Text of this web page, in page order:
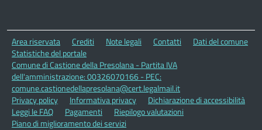
Area riservata Crediti Note legali Contatti
Dati del comune
Statistiche del portale
Comune di Castione della Presolana - Partita IVA
dell'amministrazione: 00326070166 - PEC:
comune.castionedellapresolana@cert.legalmail.it
Privacy policy
Informativa privacy
Dichiarazione di accessibilità
Leggi le FAQ
Pagamenti
Riepilogo valutazioni
Piano di miglioramento dei servizi